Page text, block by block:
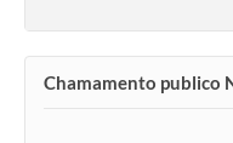
Chamamento publico